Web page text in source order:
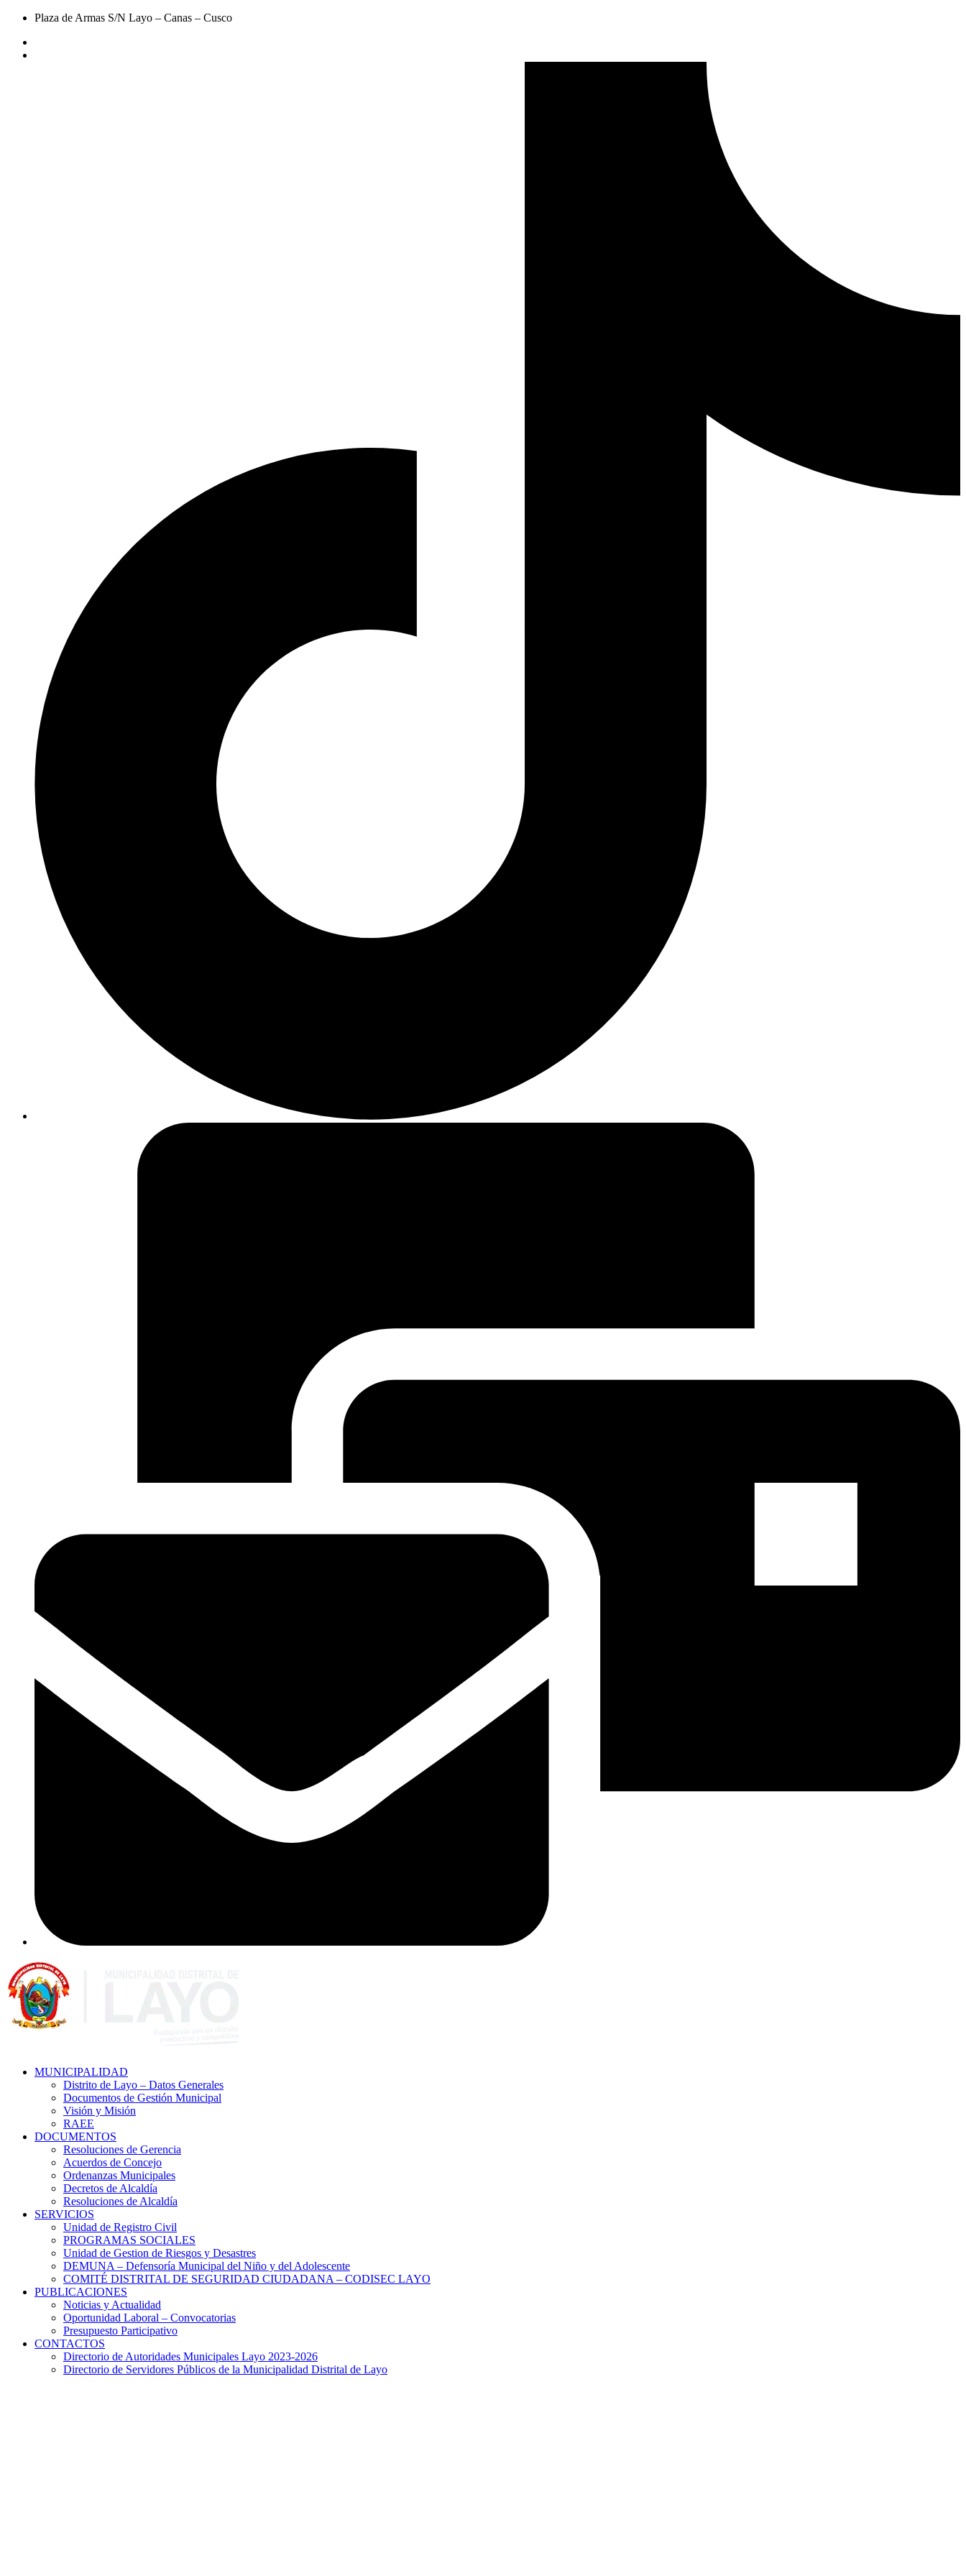
Plaza de Armas S/N Layo – Canas – Cusco
MUNICIPALIDAD
Distrito de Layo – Datos Generales
Documentos de Gestión Municipal
Visión y Misión
RAEE
DOCUMENTOS
Resoluciones de Gerencia
Acuerdos de Concejo
Ordenanzas Municipales
Decretos de Alcaldía
Resoluciones de Alcaldía
SERVICIOS
Unidad de Registro Civil
PROGRAMAS SOCIALES
Unidad de Gestion de Riesgos y Desastres
DEMUNA – Defensoría Municipal del Niño y del Adolescente
COMITÉ DISTRITAL DE SEGURIDAD CIUDADANA – CODISEC LAYO
PUBLICACIONES
Noticias y Actualidad
Oportunidad Laboral – Convocatorias
Presupuesto Participativo
CONTACTOS
Directorio de Autoridades Municipales Layo 2023-2026
Directorio de Servidores Públicos de la Municipalidad Distrital de Layo